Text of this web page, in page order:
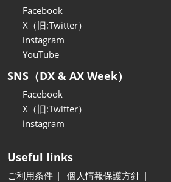
Facebook
X（旧:Twitter）
instagram
YouTube
SNS（DX & AX Week）
Facebook
X（旧:Twitter）
instagram
Useful links
ご利用条件
個人情報保護方針